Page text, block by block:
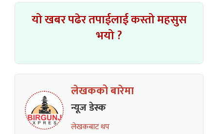
यो खबर पढेर तपाईलाई कस्तो महसुस
भयो ?
लेखकको बारेमा
न्यूज डेस्क
लेखकबाट थप